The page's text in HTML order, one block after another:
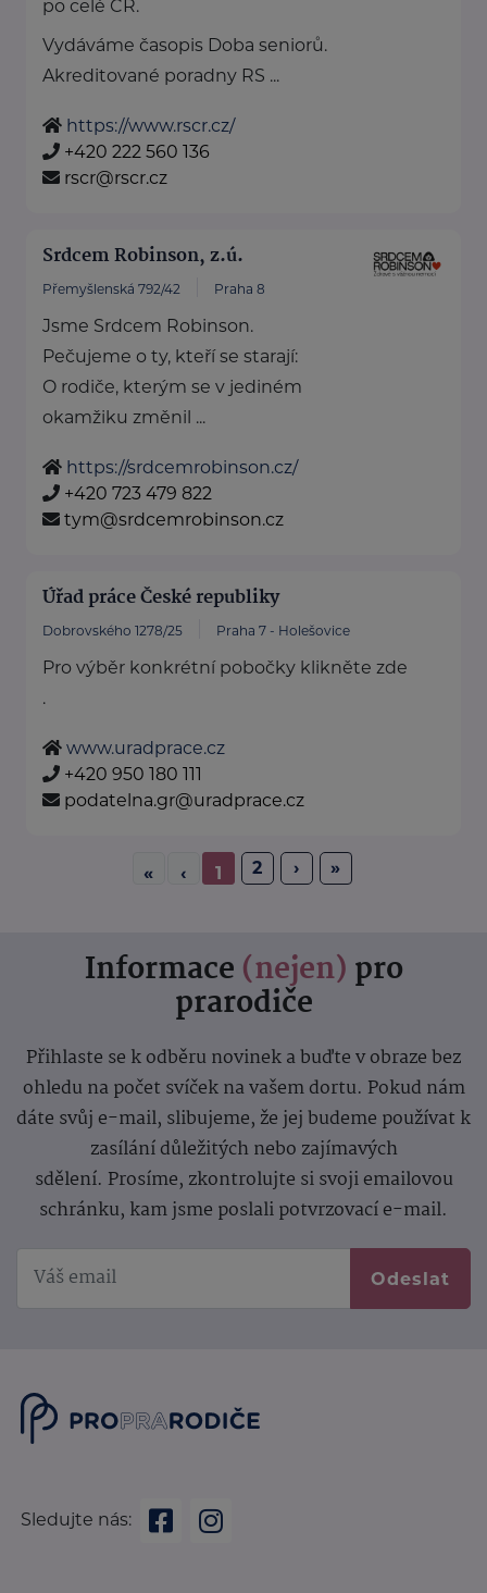
po celé ČR.
Vydáváme časopis Doba seniorů.
Akreditované poradny RS ...
https://www.rscr.cz/
+420 222 560 136
rscr@rscr.cz
Srdcem Robinson, z.ú.
Přemyšlenská 792/42 Praha 8
Jsme Srdcem Robinson.
Pečujeme o ty, kteří se starají:
O rodiče, kterým se v jediném
okamžiku změnil ...
https://srdcemrobinson.cz/
+420 723 479 822
tym@srdcemrobinson.cz
Úřad práce České republiky
Dobrovského 1278/25 Praha 7 - Holešovice
Pro výběr konkrétní pobočky klikněte zde
.
www.uradprace.cz
+420 950 180 111
podatelna.gr@uradprace.cz
« ‹ 1 2 › »
Informace (nejen) pro
prarodiče
Přihlaste se k odběru novinek a buďte v obraze bez
ohledu na počet svíček na vašem dortu. Pokud nám
dáte svůj e-mail, slibujeme, že jej budeme používat k
zasílání důležitých nebo zajímavých
sdělení. Prosíme, zkontrolujte si svoji emailovou
schránku, kam jsme poslali potvrzovací e-mail.
Odeslat
Sledujte nás: